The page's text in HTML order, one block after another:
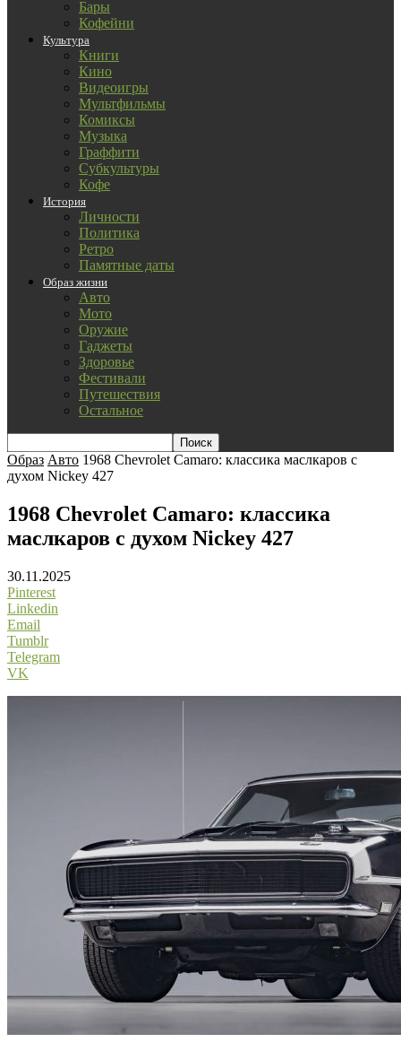
Бары
Кофейни
Культура
Книги
Кино
Видеоигры
Мультфильмы
Комиксы
Музыка
Граффити
Субкультуры
Кофе
История
Личности
Политика
Ретро
Памятные даты
Образ жизни
Авто
Мото
Оружие
Гаджеты
Здоровье
Фестивали
Путешествия
Остальное
Образ Авто 1968 Chevrolet Camaro: классика маслкаров с
духом Nickey 427
1968 Chevrolet Camaro: классика
маслкаров с духом Nickey 427
30.11.2025
Pinterest
Linkedin
Email
Tumblr
Telegram
VK